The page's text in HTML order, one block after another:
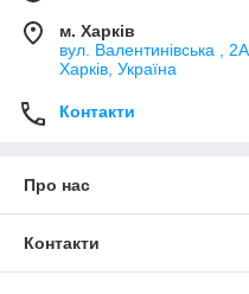
м. Харків
вул. Валентинівська ,
Харків, Україна
Контакти
Про нас
Контакти